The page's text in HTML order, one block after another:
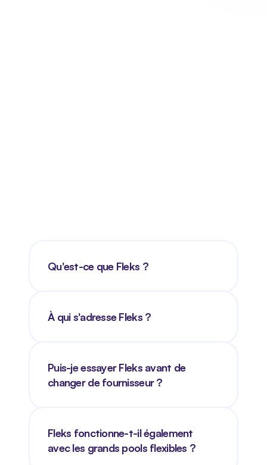
Qu'est-ce que Fleks ?
À qui s'adresse Fleks ?
Puis-je essayer Fleks avant de
changer de fournisseur ?
Fleks fonctionne-t-il également
avec les grands pools flexibles ?